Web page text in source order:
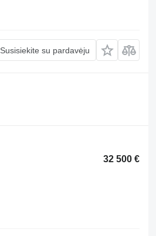
Susisiekite su pardavėju
32 500 €